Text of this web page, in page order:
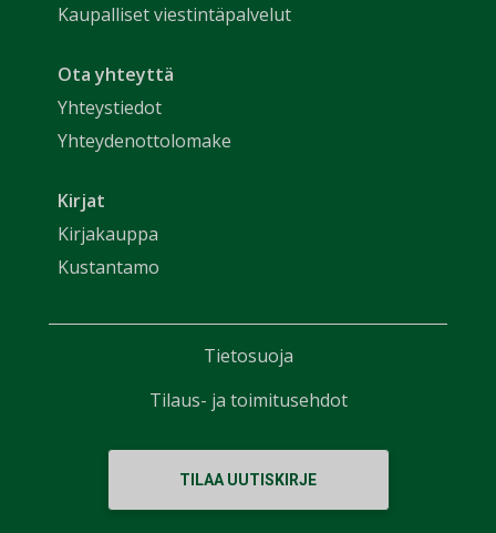
Kaupalliset viestintäpalvelut
Ota yhteyttä
Yhteystiedot
Yhteydenottolomake
Kirjat
Kirjakauppa
Kustantamo
TILAA UUTISKIRJE
Tietosuoja
Tilaus- ja toimitusehdot